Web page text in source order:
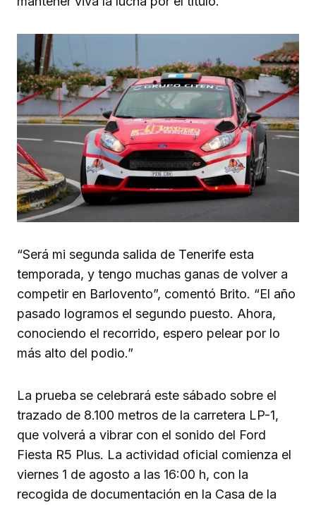
“Será mi segunda salida de Tenerife esta
temporada, y tengo muchas ganas de volver a
competir en Barlovento”, comentó Brito. “El año
pasado logramos el segundo puesto. Ahora,
conociendo el recorrido, espero pelear por lo
más alto del podio.”
La prueba se celebrará este sábado sobre el
trazado de 8.100 metros de la carretera LP-1,
que volverá a vibrar con el sonido del Ford
Fiesta R5 Plus. La actividad oficial comienza el
viernes 1 de agosto a las 16:00 h, con la
recogida de documentación en la Casa de la